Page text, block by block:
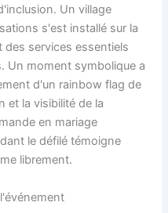
Un village
s'est installé sur la
services essentiels
Un moment symbolique a
d'un rainbow flag de
et la visibilité de la
en mariage
le défilé témoigne
librement.